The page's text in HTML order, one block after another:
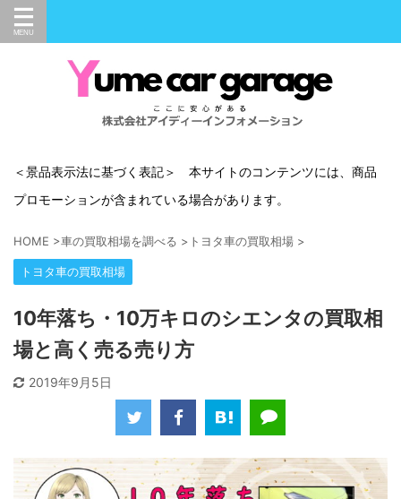
＜景品表示法に基づく表記＞ 本サイトのコンテンツには、商品
プロモーションが含まれている場合があります。
HOME >車の買取相場を調べる > トヨタ車の買取相場 >
トヨタ車の買取相場
10年落ち・10万キロのシエンタの買取相
場と高く売る売り方
2019年9月5日